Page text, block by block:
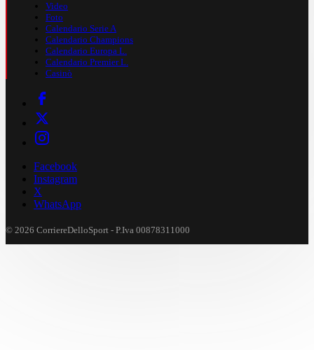
Video
Foto
Calendario Serie A
Calendario Champions
Calendario Europa L.
Calendario Premier L.
Casinò
Facebook
Instagram
X
WhatsApp
© 2026 CorriereDelloSport - P.Iva 00878311000